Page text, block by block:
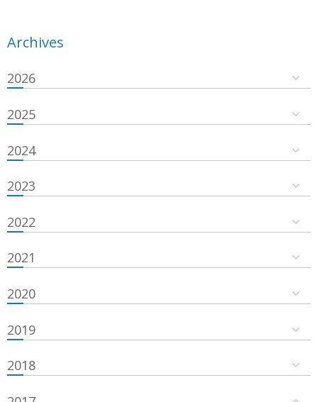
Archives
2026
2025
2024
2023
2022
2021
2020
2019
2018